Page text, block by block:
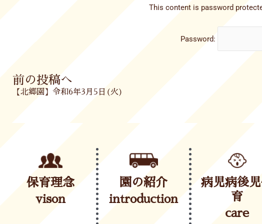
This content is password
Password:
Prev
前の投稿へ
【北郷園】令和6年3月5日(火)
保育理念
vison
園の紹介
introduction
病児病後
育
care